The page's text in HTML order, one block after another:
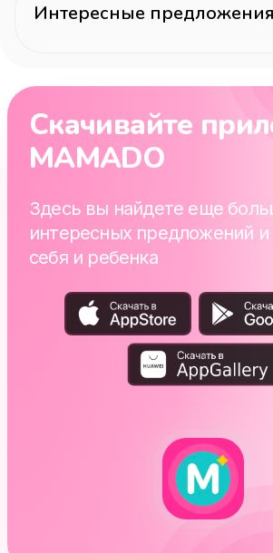
Интересные предложения
Скачивайте
MAMADO
Здесь вы найдете еще
интересных предложений
себя и ребенка